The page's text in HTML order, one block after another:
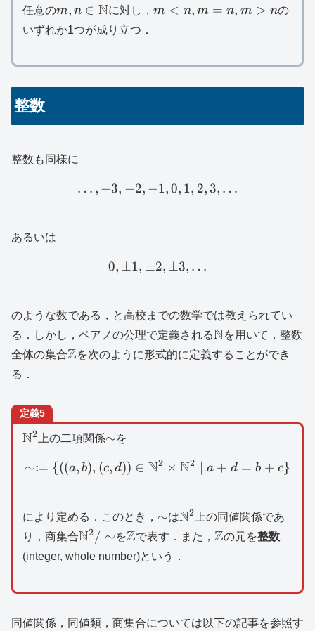
任意のm,n\in
\mathbb{N}
m, n ∈ Nに対し， m<n,m=n,m>n
m < n, m = n, m > nの
いずれか1つが成り立つ．
整数
整数も同様に
\dots ,-3,-2,-1,0,1,2,3,\dots
… , −3, −2, −1,0, 1, 2,3, …
あるいは
0,\pm 1,\pm 2,\pm
0, ±1, ±2, ±3, …
のような数である，と高校までの数学では教えられてい
る．しかし，ペアノの公理で定義される\mathbb{N}
Nを用いて，整数
全体の集合\mathbb{Z}
Zを次のように形式的に定義することができ
る．
定義5
\mathbb{N}^2
N2上の二項関係\sim
∼を
\sim \coloneqq \{
∼:= {((a, b), (c, d)) ∈ N2 × N2 a + d = b + c}
により定める．このとき， \sim
∼は\mathbb{N}^2
N2上の同値関係であ
り，商集合\mathbb{N}^2/\sim
N2 / ∼を\mathbb{Z}
Zで表す．また，\mathbb{Z}
Zの元を整数
(integer, whole number)という．
同値関係，同値類，商集合については以下の記事を参照す